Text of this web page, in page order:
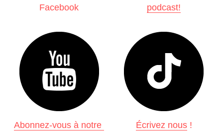
Facebook
podcast!
Abonnez-vous à notre
Écrivez nous !